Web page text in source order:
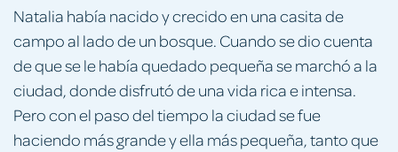
Natalia había nacido y crecido en una casita de
campo al lado de un bosque. Cuando se dio cuenta
de que se le había quedado pequeña se marchó a la
ciudad, donde disfrutó de una vida rica e intensa.
Pero con el paso del tiempo la ciudad se fue
haciendo más grande y ella más pequeña, tanto que